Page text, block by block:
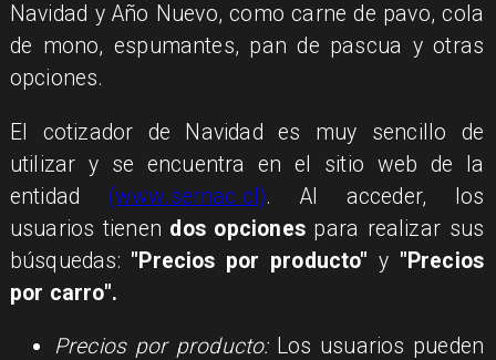
Navidad y Año Nuevo, como carne de pavo, cola
de mono, espumantes, pan de pascua y otras
opciones.
El cotizador de Navidad es muy sencillo de
utilizar y se encuentra en el sitio web de la
entidad (www.sernac.cl). Al acceder, los
usuarios tienen dos opciones para realizar sus
búsquedas: "Precios por producto" y "Precios
por carro".
Precios por producto:Los usuarios pueden